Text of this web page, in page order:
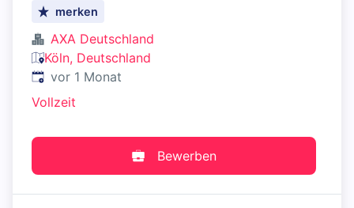
merken
AXA Deutschland
Köln, Deutschland
Veröffentlicht:
vor 1 Monat
Vollzeit
Bewerben